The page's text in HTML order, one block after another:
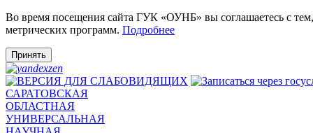
Во время посещения сайта ГУК «ОУНБ» вы соглашаетесь с
метрических программ. Подробнее
Принять
САРАТОВСКАЯ
ОБЛАСТНАЯ
УНИВЕРСАЛЬНАЯ